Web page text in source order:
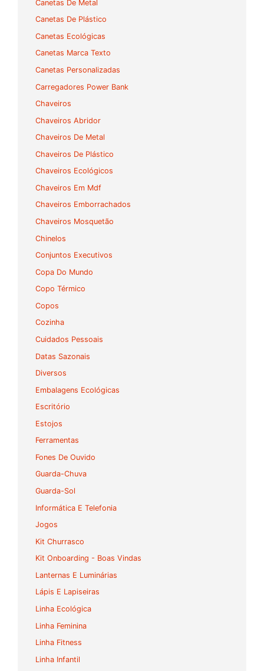
Canetas De Metal
Canetas De Plástico
Canetas Ecológicas
Canetas Marca Texto
Canetas Personalizadas
Carregadores Power Bank
Chaveiros
Chaveiros Abridor
Chaveiros De Metal
Chaveiros De Plástico
Chaveiros Ecológicos
Chaveiros Em Mdf
Chaveiros Emborrachados
Chaveiros Mosquetão
Chinelos
Conjuntos Executivos
Copa Do Mundo
Copo Térmico
Copos
Cozinha
Cuidados Pessoais
Datas Sazonais
Diversos
Embalagens Ecológicas
Escritório
Estojos
Ferramentas
Fones De Ouvido
Guarda-Chuva
Guarda-Sol
Informática E Telefonia
Jogos
Kit Churrasco
Kit Onboarding - Boas Vindas
Lanternas E Luminárias
Lápis E Lapiseiras
Linha Ecológica
Linha Feminina
Linha Fitness
Linha Infantil